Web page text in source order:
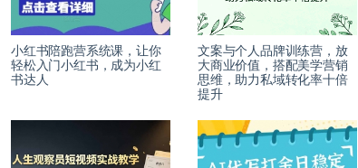
小红书陪跑营系统课，让你
轻松入门小红书，成为小红
书达人
文案与个人品牌训练营，放
大商业价值，搭配美学营销
思维，助力私域转化率十倍
提升